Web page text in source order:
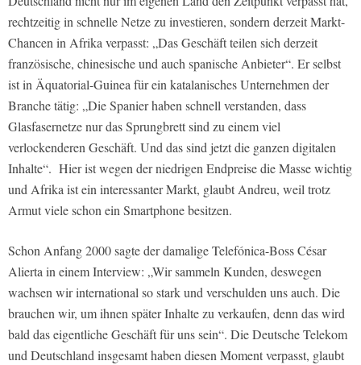
rechtzeitig in schnelle Netze zu investieren, sondern derzeit Markt-
Chancen in Afrika verpasst: „Das Geschäft teilen sich derzeit
französische, chinesische und auch spanische Anbieter“. Er selbst
ist in Äquatorial-Guinea für ein katalanisches Unternehmen der
Branche tätig: „Die Spanier haben schnell verstanden, dass
Glasfasernetze nur das Sprungbrett sind zu einem viel
verlockenderen Geschäft. Und das sind jetzt die ganzen digitalen
Inhalte“. Hier ist wegen der niedrigen Endpreise die Masse wichtig
und Afrika ist ein interessanter Markt, glaubt Andreu, weil trotz
Armut viele schon ein Smartphone besitzen.
Schon Anfang 2000 sagte der damalige Telefónica-Boss César
Alierta in einem Interview: „Wir sammeln Kunden, deswegen
wachsen wir international so stark und verschulden uns auch. Die
brauchen wir, um ihnen später Inhalte zu verkaufen, denn das wird
bald das eigentliche Geschäft für uns sein“. Die Deutsche Telekom
und Deutschland insgesamt haben diesen Moment verpasst, glaubt